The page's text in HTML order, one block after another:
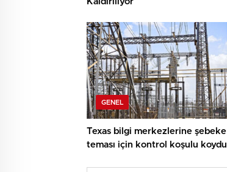
GENEL
Texas bilgi merkezlerine şebeke
teması için kontrol koşulu koydu